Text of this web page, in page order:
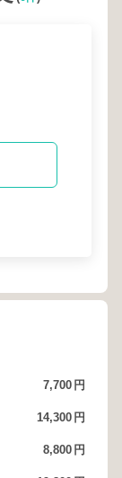
7,700 円
14,300 円
8,800 円